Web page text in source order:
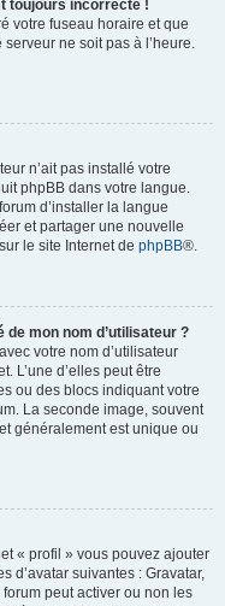
toujours incorrecte !
votre fuseau horaire et que
ne soit pas à l’heure.
n’ait pas installé votre
phpBB dans votre langue.
d’installer la langue
et partager une nouvelle
le site Internet de phpBB®.
mon nom d’utilisateur ?
votre nom d’utilisateur
L’une d’elles peut être
ou des blocs indiquant votre
La seconde image, souvent
généralement est unique ou
« profil » vous pouvez ajouter
d’avatar suivantes : Gravatar,
peut activer ou non les